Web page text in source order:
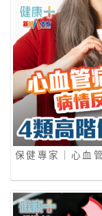
保健專家｜心血